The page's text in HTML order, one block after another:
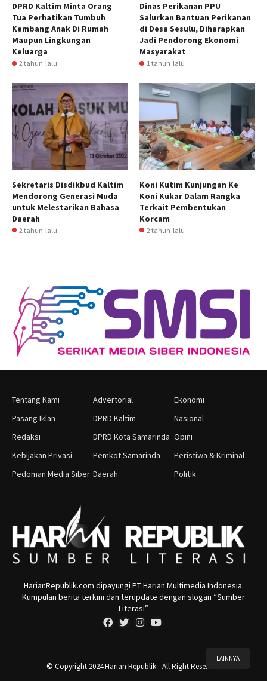
DPRD Kaltim Minta Orang
Tua Perhatikan Tumbuh
Kembang Anak Di Rumah
Maupun Lingkungan
Keluarga
2 tahun lalu
Dinas Perikanan PPU
Salurkan Bantuan Perikanan
di Desa Sesulu, Diharapkan
Jadi Pendorong Ekonomi
Masyarakat
1 tahun lalu
Sekretaris Disdikbud Kaltim
Mendorong Generasi Muda
untuk Melestarikan Bahasa
Daerah
2 tahun lalu
Koni Kutim Kunjungan Ke
Koni Kukar Dalam Rangka
Terkait Pembentukan
Korcam
2 tahun lalu
LAINNYA
Tentang Kami
Pasang Iklan
Redaksi
Kebijakan Privasi
Pedoman Media Siber
Advertorial
DPRD Kaltim
DPRD Kota Samarinda
Pemkot Samarinda
Daerah
Ekonomi
Nasional
Opini
Peristiwa & Kriminal
Politik
HarianRepublik.com dipayungi PT Harian Multimedia Indonesia.
Kumpulan berita terkini dan terupdate dengan slogan “Sumber
Literasi”
© Copyright 2024 Harian Republik - All Right Reserved.